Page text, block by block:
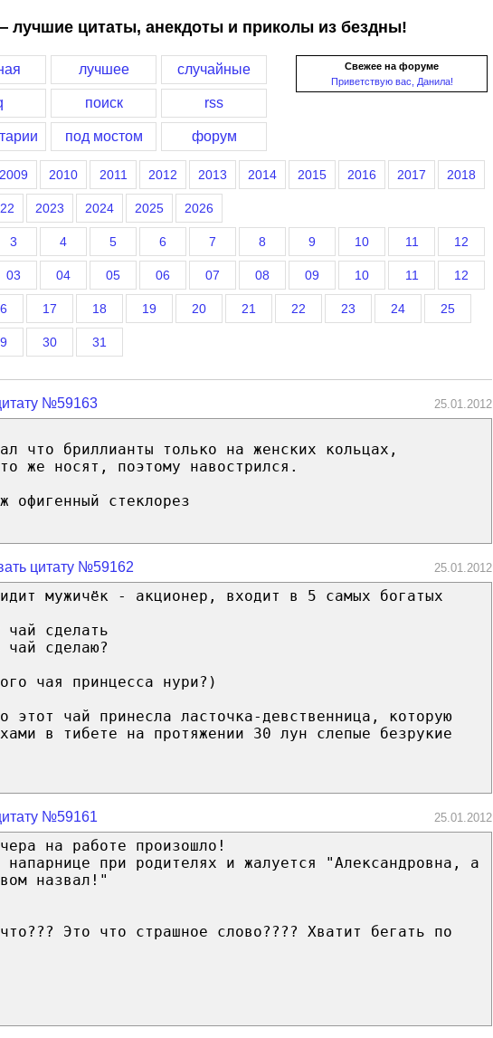
лучшие цитаты, анекдоты и приколы из бездны!
Свежее на форуме
Приветствую вас, Данила!
лучшее случайные
поиск rss
под мостом форум
2009 2010 2011 2012 2013 2014 2015 2016 2017 2018
2023 2024 2025 2026
3 4 5 6 7 8 9 10 11 12
03 04 05 06 07 08 09 10 11 12
17 18 19 20 21 22 23 24 25
30 31
№59163 25.01.2012
что бриллианты только на женских кольцах,
же носят, поэтому навострился.
офигенный стеклорез
цитату №59162 25.01.2012
мужичёк - акционер, входит в 5 самых богатых
сделать
сделаю?
чая принцесса нури?)
чай принесла ласточка-девственница, которую
в тибете на протяжении 30 лун слепые безрукие
№59161 25.01.2012
на работе произошло!
при родителях и жалуется "Александровна, а
назвал!"
Это что страшное слово???? Хватит бегать по